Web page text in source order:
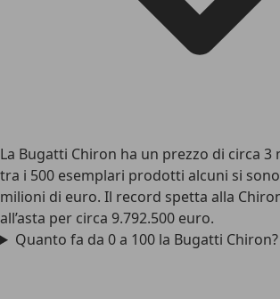
La Bugatti Chiron ha un prezzo di circa
tra i 500 esemplari prodotti alcuni si
milioni di euro. Il record spetta alla
all’asta per circa 9.792.500 euro.
Quanto fa da 0 a 100 la Bugatti Chiron?